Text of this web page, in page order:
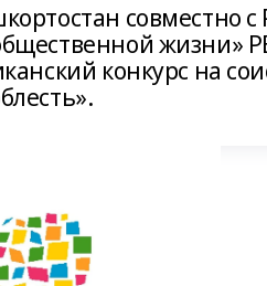
совместно
жизни»
конкурс на